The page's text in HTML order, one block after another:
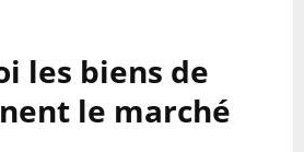
les biens de
le marché